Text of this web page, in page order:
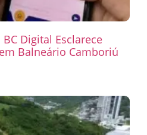
Digital Esclarece
Balneário Camboriú